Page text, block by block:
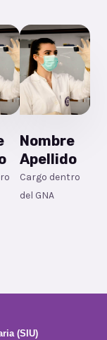
Nombre
Apellido
Cargo dentro
del GNA
(SIU)